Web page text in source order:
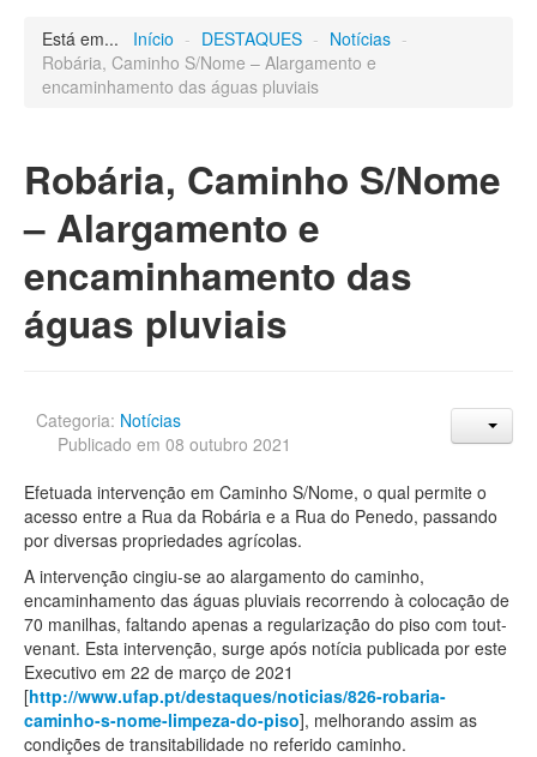
Feiras, Festas e Romarias
Gastronomia
Percursos e Roteiros
Está em... Início - DESTAQUES - Notícias -
Robária, Caminho S/Nome – Alargamento e
encaminhamento das águas pluviais
Robária, Caminho S/Nome
– Alargamento e
encaminhamento das
águas pluviais
Categoria: Notícias
Publicado em 08 outubro 2021
Efetuada intervenção em Caminho S/Nome, o qual permite o
acesso entre a Rua da Robária e a Rua do Penedo, passando
por diversas propriedades agrícolas.
A intervenção cingiu-se ao alargamento do caminho,
encaminhamento das águas pluviais recorrendo à colocação de
70 manilhas, faltando apenas a regularização do piso com tout-
venant. Esta intervenção, surge após notícia publicada por este
Executivo em 22 de março de 2021
[http://www.ufap.pt/destaques/noticias/826-robaria-
caminho-s-nome-limpeza-do-piso], melhorando assim as
condições de transitabilidade no referido caminho.